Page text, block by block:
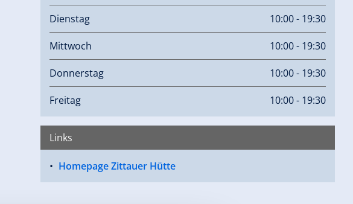
Dienstag 10:00 - 19:30
Mittwoch 10:00 - 19:30
Donnerstag 10:00 - 19:30
Freitag 10:00 - 19:30
Links
Homepage Zittauer Hütte